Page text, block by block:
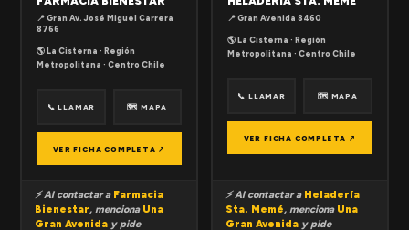
📍 Gran Av. José Miguel Carrera
8766
🌎 La Cisterna · Región
Metropolitana · Centro Chile
📞 LLAMAR 🗺 MAPA
VER FICHA COMPLETA ↗
⚡ Al contactar a Farmacia
Bienestar, menciona Una
Gran Avenida y pide
📍 Gran Avenida 8460
🌎 La Cisterna · Región
Metropolitana · Centro Chile
📞 LLAMAR 🗺 MAPA
VER FICHA COMPLETA ↗
⚡ Al contactar a Heladería
Sta. Memé, menciona Una
Gran Avenida y pide